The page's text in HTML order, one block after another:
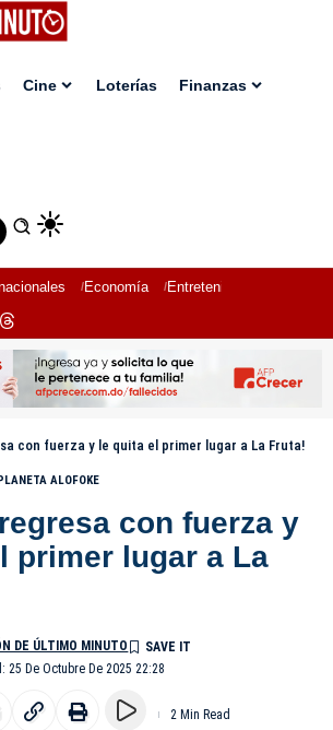
Cine Loterías Finanzas
Economía Entretenimiento
con fuerza y le quita el primer lugar a La Fruta!
ALOFOKE
con fuerza y
primer lugar a La
25 De Octubre De 2025 22:28
DE ÚLTIMO MINUTO
2 Min Read